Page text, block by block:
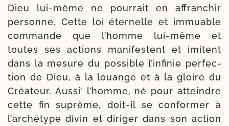
Dieu lui-​même ne pour­rait en affran­chir
per­sonne. Cette loi éter­nelle et immuable
com­mande que l’homme lui-​même et
toutes ses actions mani­festent et imitent
dans la mesure du pos­sible l’infinie per­fec­
tion de Dieu, à la louange et à la gloire du
Créateur. Aussi’ l’homme, né pour atteindre
cette fin suprême, doit-​il se confor­mer à
l’archétype divin et diri­ger dans son action